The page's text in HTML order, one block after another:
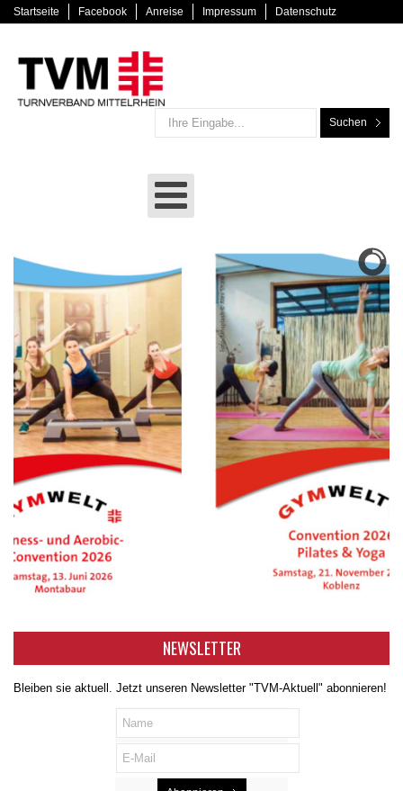
Startseite Facebook Anreise Impressum Datenschutz
Suchen
NEWSLETTER
Bleiben sie aktuell. Jetzt unseren Newsletter "TVM-Aktuell" abonnieren!